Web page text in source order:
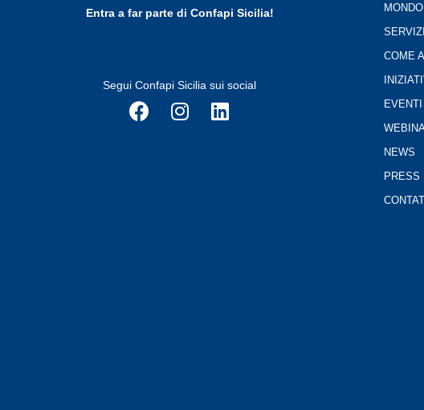
Entra a far parte di Confapi Sicilia!
Segui Confapi Sicilia sui social
SERVIZI
COME
EVENTI
NEWS
PRESS